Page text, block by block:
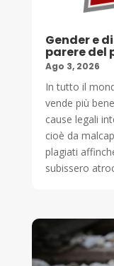
Gender e
parere del
Ago 3, 2026
In tutto il
vende più
cause legali
cioè da
plagiati
subissero